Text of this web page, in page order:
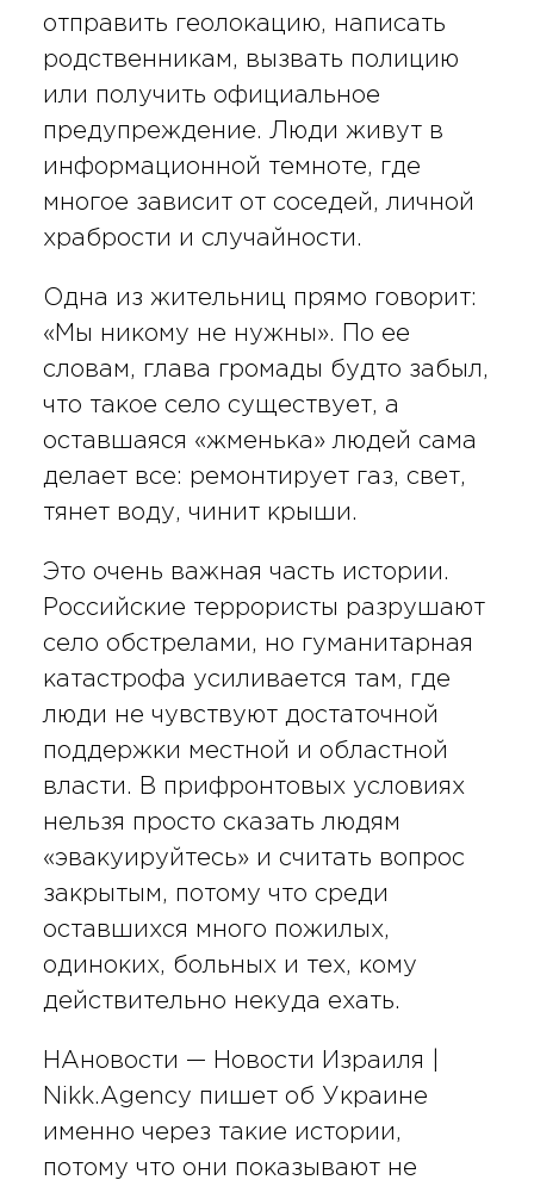
отправить геолокацию, написать
родственникам, вызвать полицию
или получить официальное
предупреждение. Люди живут в
информационной темноте, где
многое зависит от соседей, личной
храбрости и случайности.
Одна из жительниц прямо говорит:
«Мы никому не нужны». По ее
словам, глава громады будто забыл,
что такое село существует, а
оставшаяся «жменька» людей сама
делает все: ремонтирует газ, свет,
тянет воду, чинит крыши.
Это очень важная часть истории.
Российские террористы разрушают
село обстрелами, но гуманитарная
катастрофа усиливается там, где
люди не чувствуют достаточной
поддержки местной и областной
власти. В прифронтовых условиях
нельзя просто сказать людям
«эвакуируйтесь» и считать вопрос
закрытым, потому что среди
оставшихся много пожилых,
одиноких, больных и тех, кому
действительно некуда ехать.
НАновости — Новости Израиля |
Nikk.Agency пишет об Украине
именно через такие истории,
потому что они показывают не